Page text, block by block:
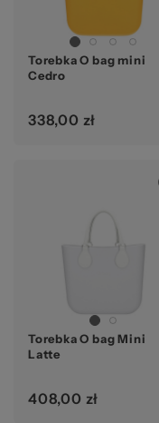
Torebka O bag mini
Cedro
338,00 zł
Torebka O bag Mini
Latte
408,00 zł